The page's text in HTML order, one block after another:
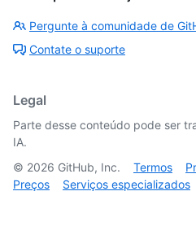
Pergunte à comunidade de
Contate o suporte
Legal
Parte desse conteúdo pode ser
IA.
© 2026 GitHub, Inc. Termos
Preços
Serviços especializados